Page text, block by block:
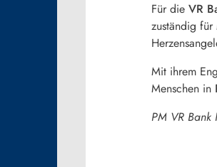
Für die VR
zuständig
Mit ihrem
Menschen in
PM VR